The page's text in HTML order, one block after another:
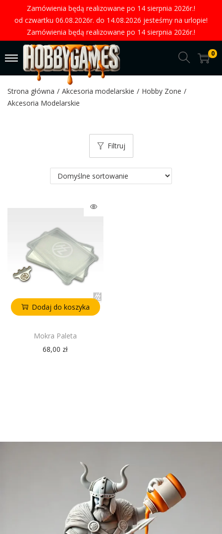
Zamówienia będą realizowane po 14 sierpnia 2026r.!
od czwartku 06.08.2026r. do 14.08.2026 jesteśmy na urlopie!
Zamówienia będą realizowane po 14 sierpnia 2026r.!
0
Strona główna / Akcesoria modelarskie / Hobby Zone /
Akcesoria Modelarskie
Filtruj
Dodaj do koszyka
Mokra Paleta
68,00 zł